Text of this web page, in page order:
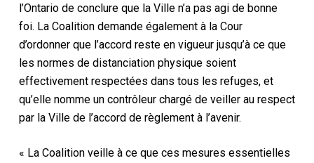
l’Ontario de conclure que la Ville n’a pas agi de bonne
foi. La Coalition demande également à la Cour
d’ordonner que l’accord reste en vigueur jusqu’à ce que
les normes de distanciation physique soient
effectivement respectées dans tous les refuges, et
qu’elle nomme un contrôleur chargé de veiller au respect
par la Ville de l’accord de règlement à l’avenir.
« La Coalition veille à ce que ces mesures essentielles